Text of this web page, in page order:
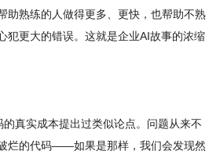
熟练的人做得更多、更快，也帮助不熟
犯更大的错误。这就是企业AI故事的浓缩
真实成本提出过类似论点。问题从来不
烂的代码——如果是那样，我们会发现然